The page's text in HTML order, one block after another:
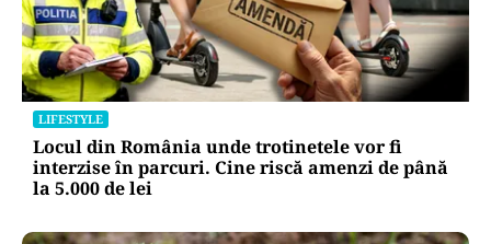
LIFESTYLE
Locul din România unde trotinetele vor fi
interzise în parcuri. Cine riscă amenzi de până
la 5.000 de lei